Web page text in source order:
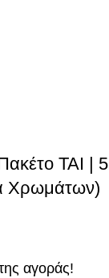
TAI | 5
Χρωμάτων)
αγοράς!